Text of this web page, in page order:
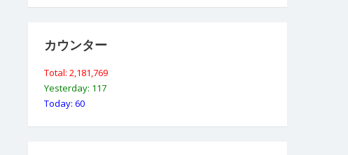
カウンター
Total: 2,181,769
Yesterday: 117
Today: 60